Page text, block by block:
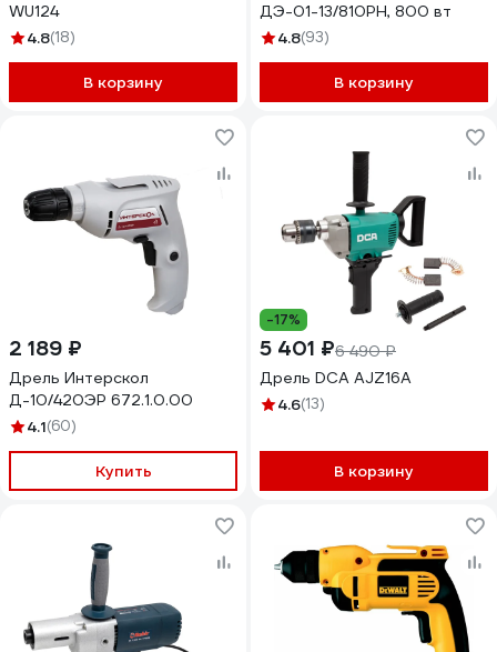
WU124
4.8(18)
В корзину
ДЭ-01-13/810РН, 800 вт
4.8(93)
В корзину
2 189 ₽
Дрель Интерскол
Д-10/420ЭР 672.1.0.00
4.1(60)
Купить
-17%
5 401 ₽6 490 ₽
Дрель DCA AJZ16A
4.6(13)
В корзину